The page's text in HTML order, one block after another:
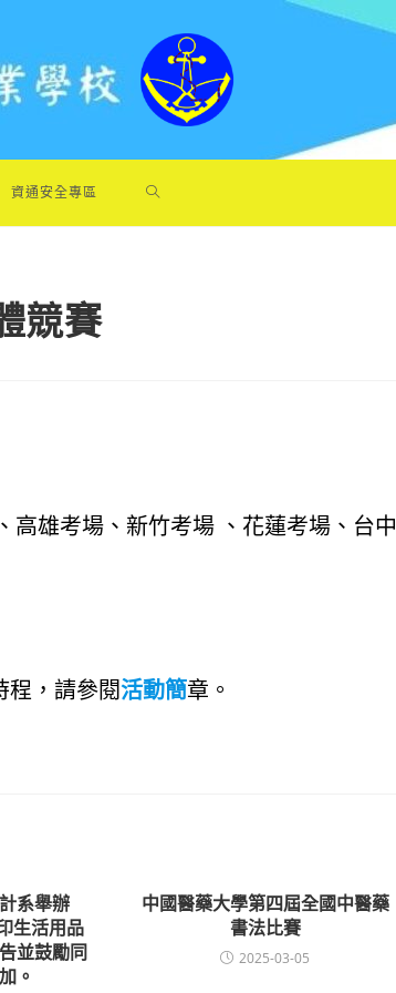
資通安全專區
競賽
高雄考場、新竹考場 、花蓮考場、台中
，請參閱活動簡章。
系舉辦
生活用品
並鼓勵同
。
中國醫藥大學第四屆全國中醫藥
書法比賽
2025-03-05